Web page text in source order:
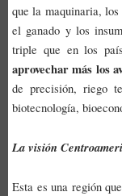
que la maquinaria,
el ganado y los
triple que en los
aprovechar más los
de precisión, riego
biotecnología,
La visión
Esta es una región